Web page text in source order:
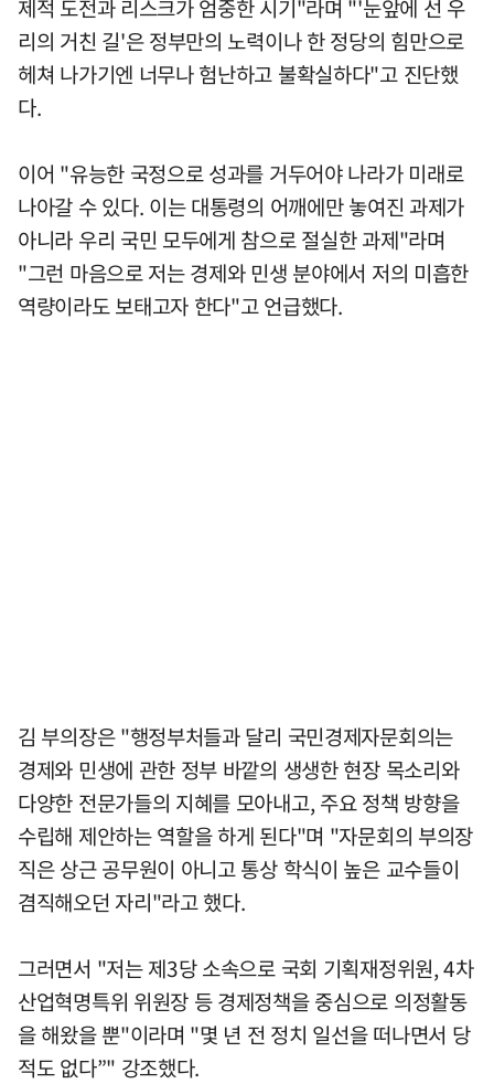
제적 도전과 리스크가 엄중한 시기"라며 "'눈앞에 선 우
리의 거친 길'은 정부만의 노력이나 한 정당의 힘만으로
헤쳐 나가기엔 너무나 험난하고 불확실하다"고 진단했
다.
이어 "유능한 국정으로 성과를 거두어야 나라가 미래로
나아갈 수 있다. 이는 대통령의 어깨에만 놓여진 과제가
아니라 우리 국민 모두에게 참으로 절실한 과제"라며
"그런 마음으로 저는 경제와 민생 분야에서 저의 미흡한
역량이라도 보태고자 한다"고 언급했다.
김 부의장은 "행정부처들과 달리 국민경제자문회의는
경제와 민생에 관한 정부 바깥의 생생한 현장 목소리와
다양한 전문가들의 지혜를 모아내고, 주요 정책 방향을
수립해 제안하는 역할을 하게 된다"며 "자문회의 부의장
직은 상근 공무원이 아니고 통상 학식이 높은 교수들이
겸직해오던 자리"라고 했다.
그러면서 "저는 제3당 소속으로 국회 기획재정위원, 4차
산업혁명특위 위원장 등 경제정책을 중심으로 의정활동
을 해왔을 뿐"이라며 "몇 년 전 정치 일선을 떠나면서 당
적도 없다”" 강조했다.